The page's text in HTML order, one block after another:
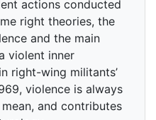
actions conducted
right theories, the
and the main
violent inner
right-wing militants’
violence is always
and contributes